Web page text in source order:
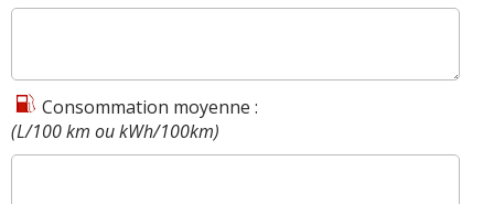
Consommation moyenne :
(L/100 km ou kWh/100km)